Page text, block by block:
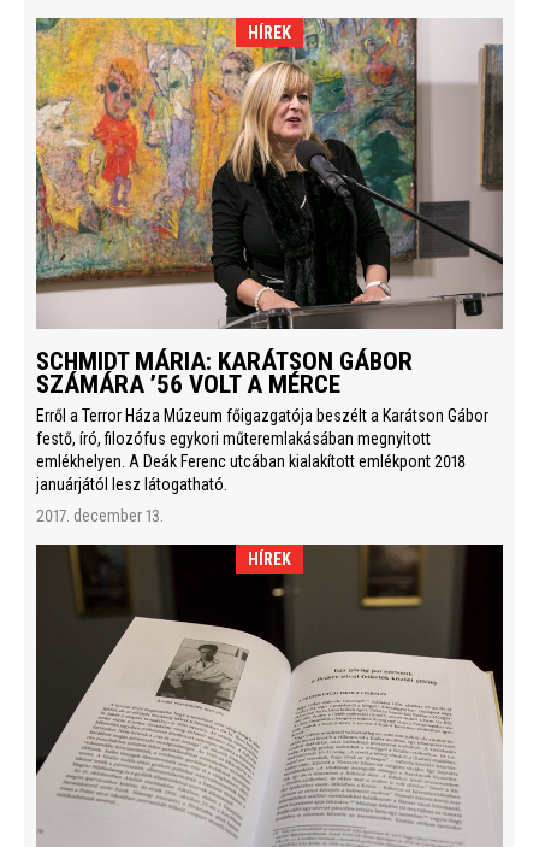
HÍREK
SCHMIDT MÁRIA: KARÁTSON GÁBOR
SZÁMÁRA ’56 VOLT A MÉRCE
Erről a Terror Háza Múzeum főigazgatója beszélt a Karátson Gábor
festő, író, filozófus egykori műteremlakásában megnyitott
emlékhelyen. A Deák Ferenc utcában kialakított emlékpont 2018
januárjától lesz látogatható.
2017. december 13.
HÍREK